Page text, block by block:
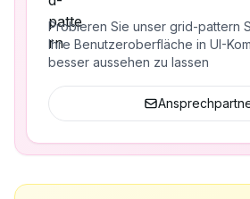
Probieren Sie unser grid-pattern
Ihre Benutzeroberfläche in UI-
besser aussehen zu lassen